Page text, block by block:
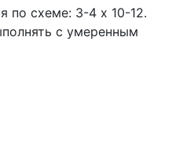
по схеме: 3-4 х 10-12.
с умеренным